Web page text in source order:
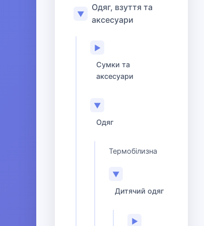
▼
Одяг, взуття та
аксесуари
▶
Сумки та
аксесуари
▼
Одяг
Термобілизна
▼
Дитячий одяг
▶